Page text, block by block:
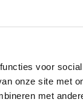
voor
onze site met
met